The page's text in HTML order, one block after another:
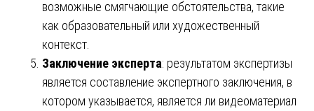
возможные смягчающие обстоятельства, такие
как образовательный или художественный
контекст.
Заключение эксперта: результатом экспертизы
является составление экспертного заключения, в
котором указывается, является ли видеоматериал